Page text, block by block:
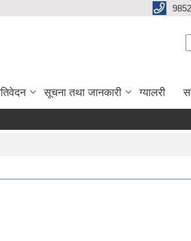
सूचना तथा जानकारी ग्यालरी